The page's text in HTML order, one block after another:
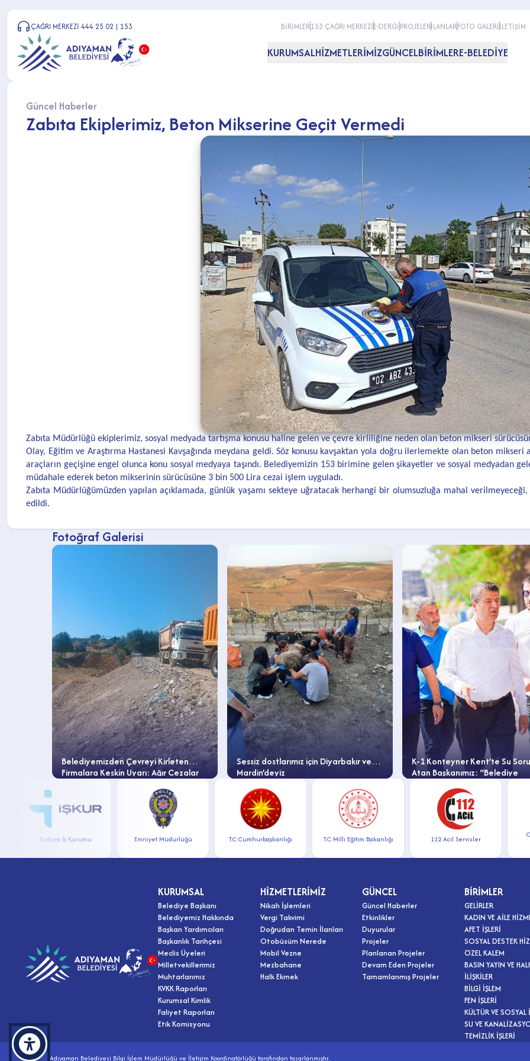
ÇAĞRI MERKEZİ 444 25 02 | 153 BİRİMLER153 ÇAĞRI MERKEZİE-DERGİPROJELERİLANLARFOTO GALERİİLETİŞİM
KURUMSALHİZMETLERİMİZGÜNCELBİRİMLERE-BELEDİYE
Güncel Haberler
Zabıta Ekiplerimiz, Beton Mikserine Geçit Vermedi
Zabıta Müdürlüğü ekiplerimiz, sosyal medyada tartışma konusu haline gelen ve çevre kirliliğine neden olan beton mikseri
Olay, Eğitim ve Araştırma Hastanesi Kavşağında meydana geldi. Söz konusu kavşaktan yola doğru ilerlemekte olan beton
araçların geçişine engel olunca konu sosyal medyaya taşındı. Belediyemizin 153 birimine gelen şikayetler ve sosyal medyadan
müdahale ederek beton mikserinin sürücüsüne 3 bin 500 Lira cezai işlem uyguladı.
Zabıta Müdürlüğümüzden yapılan açıklamada, günlük yaşamı sekteye uğratacak herhangi bir olumsuzluğa mahal
edildi.
Fotoğraf Galerisi
Belediyemizden Çevreyi Kirleten
Firmalara Keskin Uyarı: Ağır Cezalar
Sessiz dostlarımız için Diyarbakır ve
Mardin’deyiz
K-1 Konteyner Kent’te Su
Atan Başkanımız: “Belediye
Türkiye İş Kurumu Emniyet Müdürlüğü T.C Cumhurbaşkanlığı T.C Milli Eğitim Bakanlığı 112 Acil Servisler
KURUMSAL
Belediye Başkanı
Belediyemiz Hakkında
Başkan Yardımcıları
Başkanlık Tarihçesi
Meclis Üyeleri
Milletvekillerimiz
Muhtarlarımız
KVKK Raporları
Kurumsal Kimlik
Faliyet Raporları
Etik Komisyonu
HİZMETLERİMİZ
Nikah İşlemleri
Vergi Takvimi
Doğrudan Temin İlanları
Otobüsüm Nerede
Mobil Vezne
Mezbahane
Halk Ekmek
GÜNCEL
Güncel Haberler
Etkinlikler
Duyurular
Projeler
Planlanan Projeler
Devam Eden Projeler
Tamamlanmış Projeler
BİRİMLER
GELİRLER
KADIN VE AİLE
AFET İŞLERİ
SOSYAL DESTEK
ÖZEL KALEM
BASIN YAYIN VE
İLİŞKİLER
BİLGİ İŞLEM
FEN İŞLERİ
KÜLTÜR VE SOSYAL
SU VE
TEMİZLİK İŞLERİ
Adıyaman Belediyesi Bilgi İşlem Müdürlüğü ve İletişim Koordinatörlüğü tarafından tasarlanmıştır.